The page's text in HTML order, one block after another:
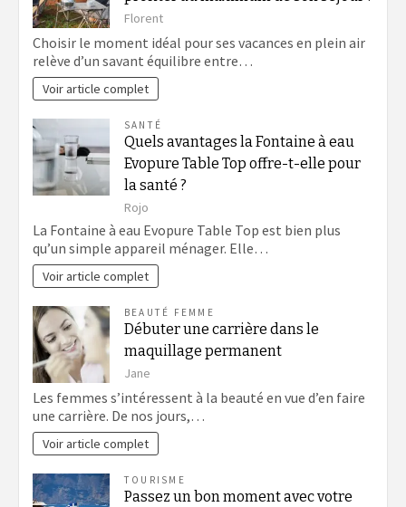
Florent
Choisir le moment idéal pour ses vacances en plein air
relève d’un savant équilibre entre…
Voir article complet
SANTÉ
Quels avantages la Fontaine à eau
Evopure Table Top offre-t-elle pour
la santé ?
Rojo
La Fontaine à eau Evopure Table Top est bien plus
qu’un simple appareil ménager. Elle…
Voir article complet
BEAUTÉ FEMME
Débuter une carrière dans le
maquillage permanent
Jane
Les femmes s’intéressent à la beauté en vue d’en faire
une carrière. De nos jours,…
Voir article complet
TOURISME
Passez un bon moment avec votre